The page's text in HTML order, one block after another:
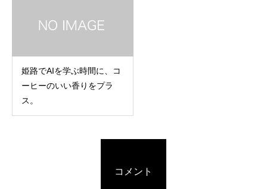
姫路でAIを学ぶ時間に、コ
ーヒーのいい香りをプラ
ス。
コメント